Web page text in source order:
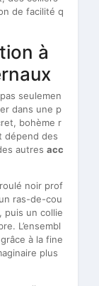
de facilité q
à
seulemen
dans une p
bohème r
dépend des
autres acc
noir prof
ras-de-cou
puis un collie
L’ensembl
grâce à la fine
plus